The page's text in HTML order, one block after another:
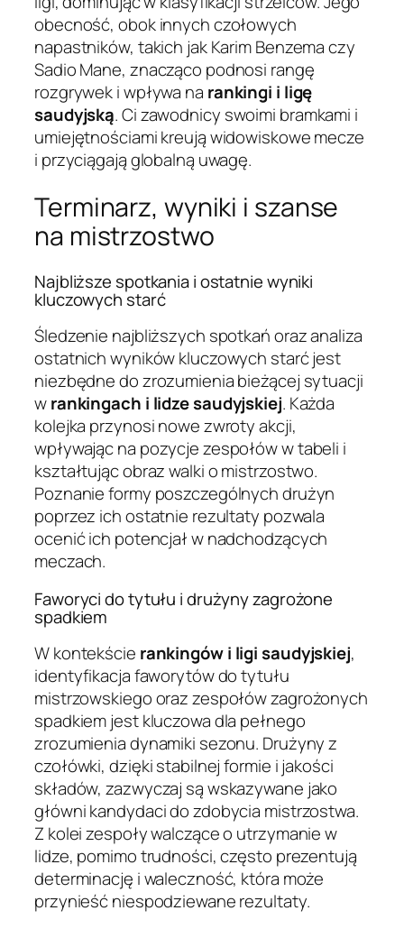
obecność, obok innych czołowych
napastników, takich jak Karim Benzema czy
Sadio Mane, znacząco podnosi rangę
rozgrywek i wpływa na rankingi i ligę
saudyjską. Ci zawodnicy swoimi bramkami i
umiejętnościami kreują widowiskowe mecze
i przyciągają globalną uwagę.
Terminarz, wyniki i szanse
na mistrzostwo
Najbliższe spotkania i ostatnie wyniki
kluczowych starć
Śledzenie najbliższych spotkań oraz analiza
ostatnich wyników kluczowych starć jest
niezbędne do zrozumienia bieżącej sytuacji
wrankingach i lidze saudyjskiej. Każda
kolejka przynosi nowe zwroty akcji,
wpływając na pozycje zespołów w tabeli i
kształtując obraz walki o mistrzostwo.
Poznanie formy poszczególnych drużyn
poprzez ich ostatnie rezultaty pozwala
ocenić ich potencjał w nadchodzących
meczach.
Faworyci do tytułu i drużyny zagrożone
spadkiem
W kontekście rankingów i ligi saudyjskiej,
identyfikacja faworytów do tytułu
mistrzowskiego oraz zespołów zagrożonych
spadkiem jest kluczowa dla pełnego
zrozumienia dynamiki sezonu. Drużyny z
czołówki, dzięki stabilnej formie i jakości
składów, zazwyczaj są wskazywane jako
główni kandydaci do zdobycia mistrzostwa.
Z kolei zespoły walczące o utrzymanie w
lidze, pomimo trudności, często prezentują
determinację i waleczność, która może
przynieść niespodziewane rezultaty.